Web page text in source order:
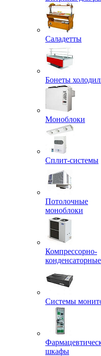
Саладетты
Бонеты
Моноблоки
Сплит-системы
Потолочные
моноблоки
Компрессорно-
Системы
шкафы